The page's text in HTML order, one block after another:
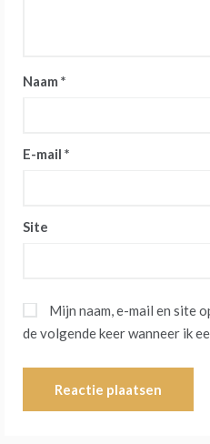
Naam *
E-mail *
Site
Mijn naam, e-mail en site
de volgende keer wanneer ik